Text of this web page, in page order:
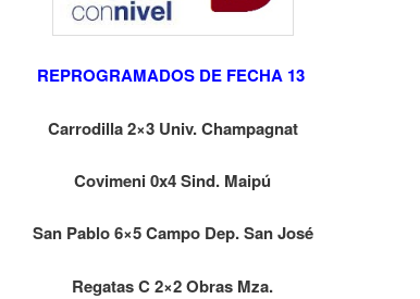
REPROGRAMADOS DE FECHA 13
Carrodilla 2×3 Univ. Champagnat
Covimeni 0x4 Sind. Maipú
San Pablo 6×5 Campo Dep. San José
Regatas C 2×2 Obras Mza.